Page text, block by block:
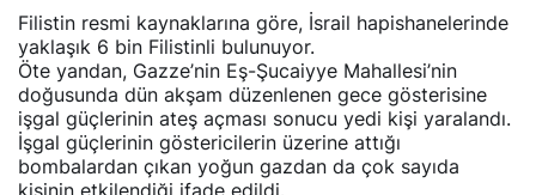
Filistin resmi kaynaklarına göre, İsrail hapishanelerinde
yaklaşık 6 bin Filistinli bulunuyor.
Öte yandan, Gazze’nin Eş-Şucaiyye Mahallesi’nin
doğusunda dün akşam düzenlenen gece gösterisine
işgal güçlerinin ateş açması sonucu yedi kişi yaralandı.
İşgal güçlerinin göstericilerin üzerine attığı
bombalardan çıkan yoğun gazdan da çok sayıda
kişinin etkilendiği ifade edildi.